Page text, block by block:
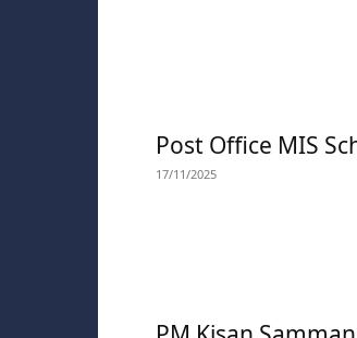
Post Office MIS
17/11/2025